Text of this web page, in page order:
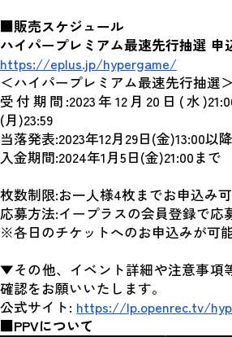
■販売スケジュール
ハイパープレミアム最速先行抽選 申
https://eplus.jp/hypergame/
＜ハイパープレミアム最速先行抽選＞
受付期間:2023年12月20日(水
(月)23:59
当落発表:2023年12月29日(金)13:00以降
入金期間:2024年1月5日(金)21:00まで
枚数制限:お一人様4枚までお申込み
応募方法:イープラスの会員登録で応
※各日のチケットへのお申込みが可能
▼その他、イベント詳細や注意事項
確認をお願いいたします。
公式サイト: https://lp.openrec.tv/
■PPVについて